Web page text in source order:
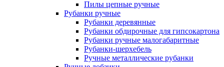
Пилы цепные ручные
Рубанки ручные
Рубанки деревянные
Рубанки обдирочные для гипсокартона
Рубанки ручные малогабаритные
Рубанки-шерхебель
Ручные металлические рубанки